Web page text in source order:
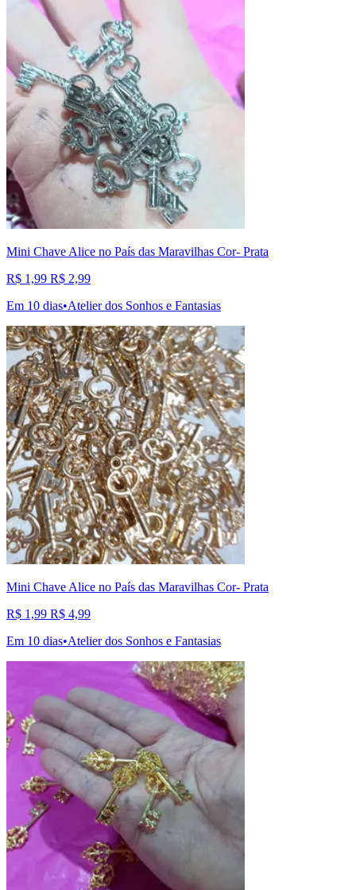
Mini Chave Alice no País das Maravilhas Cor- Prata
R$ 1,99 R$ 2,99
Em 10 dias•Atelier dos Sonhos e Fantasias
Mini Chave Alice no País das Maravilhas Cor- Prata
R$ 1,99 R$ 4,99
Em 10 dias•Atelier dos Sonhos e Fantasias